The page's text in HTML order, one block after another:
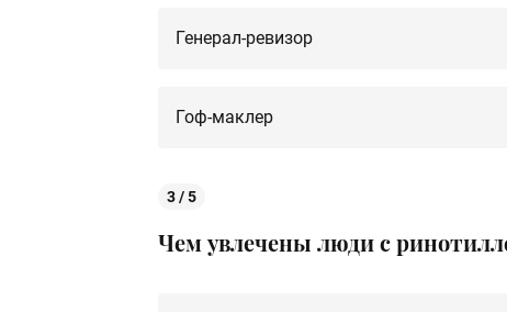
Генерал-ревизор
Гоф-маклер
3 / 5
Чем увлечены люди с